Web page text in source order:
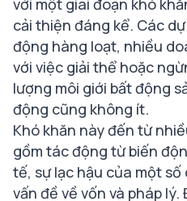
với một giai đoạn khó
cải thiện đáng kể. Các
động hàng loạt, nhiều
với việc giải thể hoặc
lượng môi giới bất động
động cũng không ít.
Khó khăn này đến từ
gồm tác động từ biến
tế, sự lạc hậu của một
vấn đề về vốn và pháp